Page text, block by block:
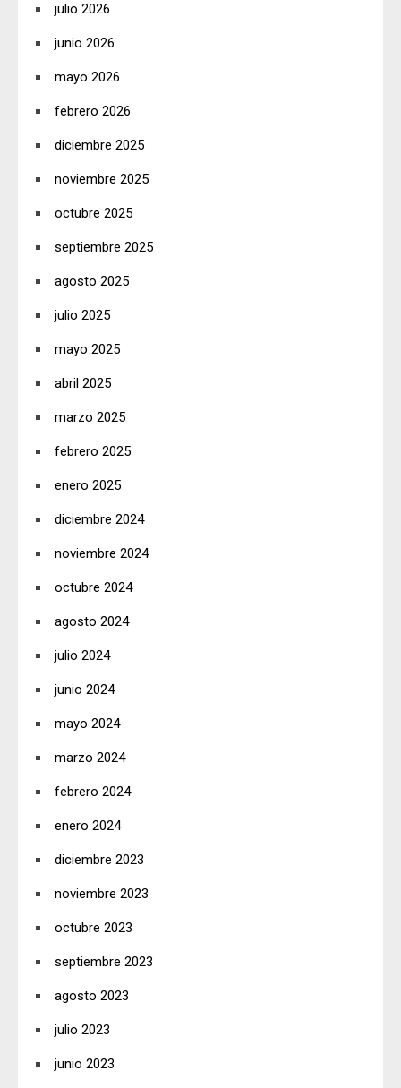
julio 2026
junio 2026
mayo 2026
febrero 2026
diciembre 2025
noviembre 2025
octubre 2025
septiembre 2025
agosto 2025
julio 2025
mayo 2025
abril 2025
marzo 2025
febrero 2025
enero 2025
diciembre 2024
noviembre 2024
octubre 2024
agosto 2024
julio 2024
junio 2024
mayo 2024
marzo 2024
febrero 2024
enero 2024
diciembre 2023
noviembre 2023
octubre 2023
septiembre 2023
agosto 2023
julio 2023
junio 2023